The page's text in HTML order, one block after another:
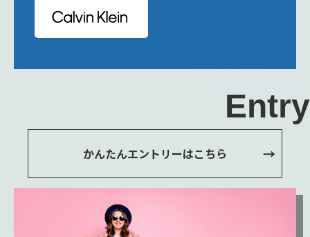
Entry
かんたんエントリーはこちら